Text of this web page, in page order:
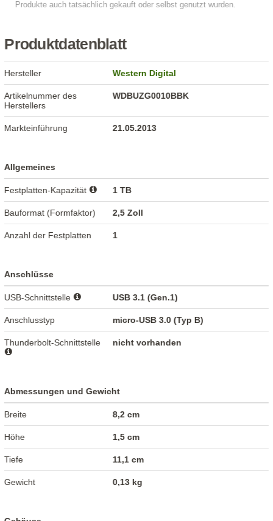
Produktdatenblatt
Hersteller Western Digital
Artikelnummer des
Herstellers
WDBUZG0010BBK
Markteinführung 21.05.2013
Allgemeines
Festplatten-Kapazität 1 TB
Bauformat (Formfaktor) 2,5 Zoll
Anzahl der Festplatten 1
Anschlüsse
USB-Schnittstelle USB 3.1 (Gen.1)
Anschlusstyp micro-USB 3.0 (Typ B)
Thunderbolt-Schnittstelle nicht vorhanden
Abmessungen und Gewicht
Breite 8,2 cm
Höhe 1,5 cm
Tiefe 11,1 cm
Gewicht 0,13 kg